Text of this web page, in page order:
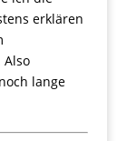
erklären
lange